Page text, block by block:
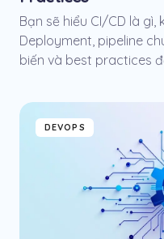
Bạn sẽ hiểu CI/CD là
Deployment, pipeline
biến và best practices
DEVOPS